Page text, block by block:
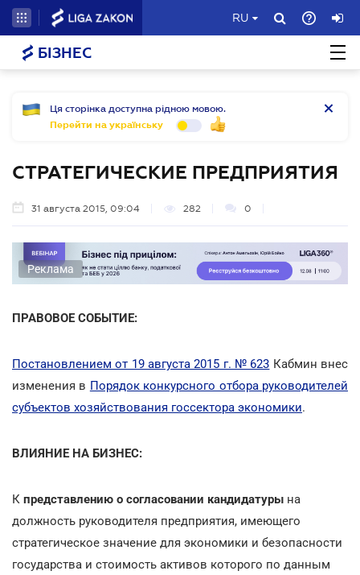
RU
БІЗНЕС
Ця сторінка доступна рідною мовою.
Перейти на українську
СТРАТЕГИЧЕСКИЕ ПРЕДПРИЯТИЯ
31 августа 2015, 09:04 282 0
Реклама
ПРАВОВОЕ СОБЫТИЕ:
Постановлением от 19 августа 2015 г. № 623 Кабмин внес
изменения в Порядок конкурсного отбора руководителей
субъектов хозяйствования госсектора экономики.
ВЛИЯНИЕ НА БИЗНЕС:
К представлению о согласовании кандидатуры на
должность руководителя предприятия, имеющего
стратегическое значение для экономики и безопасности
государства и стоимость активов которого по данным